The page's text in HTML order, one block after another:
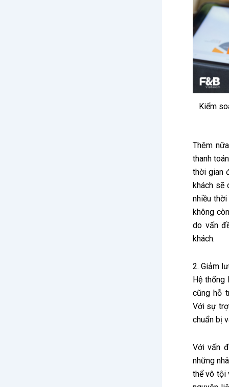
Kiểm
Thêm
thanh
thời gian
khách sẽ
nhiều
không
do vấn
khách.
2. Giảm
Hệ thống
cũng hỗ
Với sự trợ
chuẩn bị
Với vấn
những
thể vô tội